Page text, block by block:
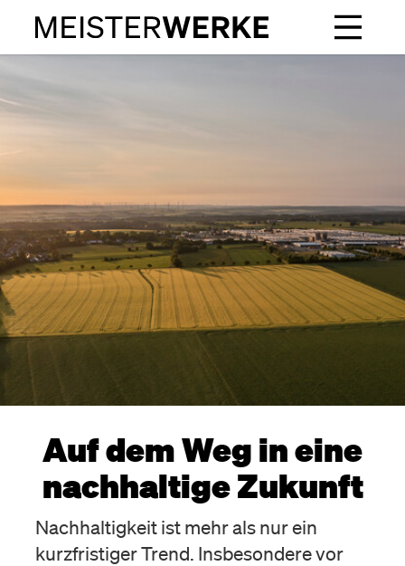
Auf dem Weg in eine
nachhaltige Zukunft
Nachhaltigkeit ist mehr als nur ein
kurzfristiger Trend. Insbesondere vor